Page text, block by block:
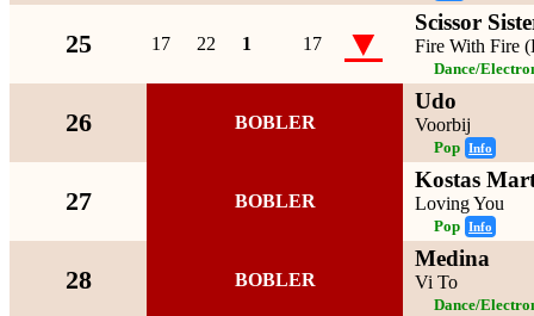
25 17 22 1 17 ▼ Scissor
Fire With Fire
Dance/
26 BOBLER
Udo
Voorbij
Pop Info
27 BOBLER
Kostas
Loving You
Pop Info
28 BOBLER
Medina
Vi To
Dance/